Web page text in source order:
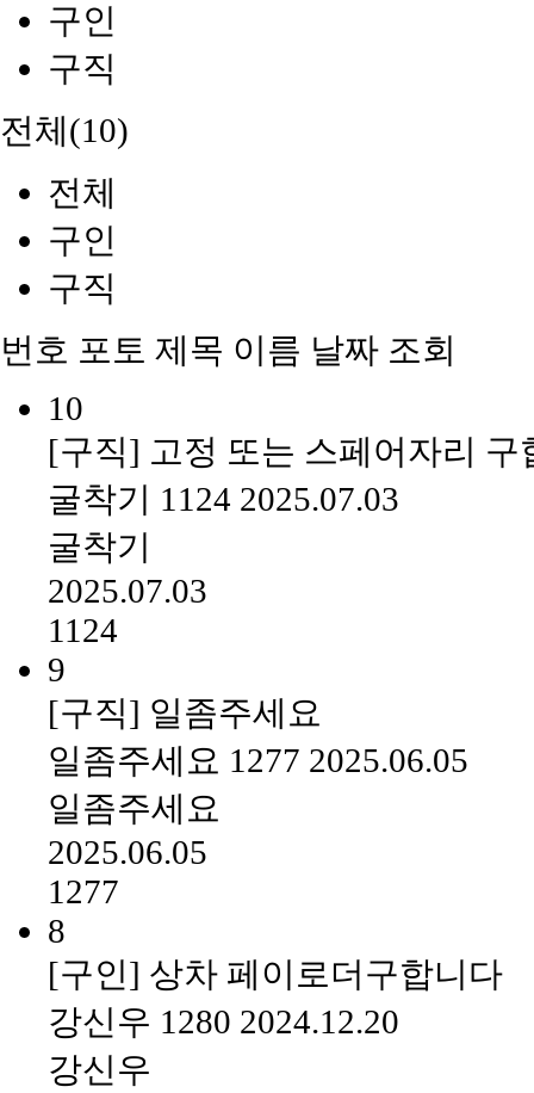
구인
구직
전체(10)
전체
구인
구직
번호 포토 제목 이름 날짜 조회
10
[구직] 고정 또는 스페어자리 구
굴착기
1124 2025.07.03
굴착기
2025.07.03
1124
9
[구직] 일좀주세요
일좀주세요 1277 2025.06.05
일좀주세요
2025.06.05
1277
8
[구인] 상차 페이로더구합니다
강신우 1280 2024.12.20
강신우